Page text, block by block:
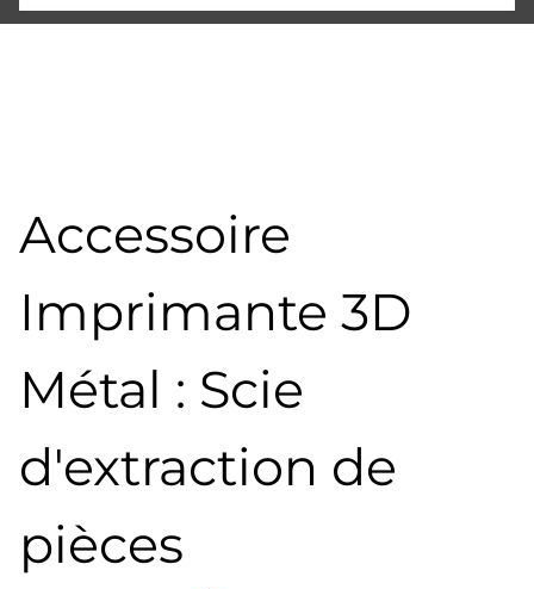
Accessoire
Imprimante 3D
Métal : Scie
d'extraction de
pièces